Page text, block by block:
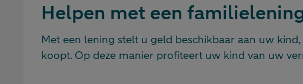
Helpen met een
Met een lening stelt u geld beschikbaar aan uw
koopt. Op deze manier profiteert uw kind van uw